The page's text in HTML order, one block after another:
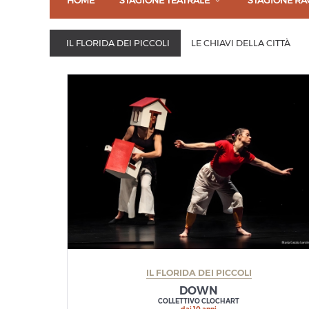
IL FLORIDA DEI PICCOLI LE CHIAVI DELLA CITTÀ
IL FLORIDA DEI PICCOLI
DOWN
COLLETTIVO CLOCHART